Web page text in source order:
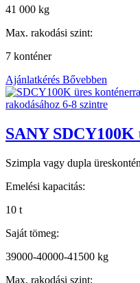
41 000 kg
Max. rakodási szint:
7 konténer
Ajánlatkérés Bővebben
SANY
Szimpla vagy dupla
Emelési kapacitás:
10 t
Saját tömeg:
39000-40000-41500 kg
Max. rakodási szint: